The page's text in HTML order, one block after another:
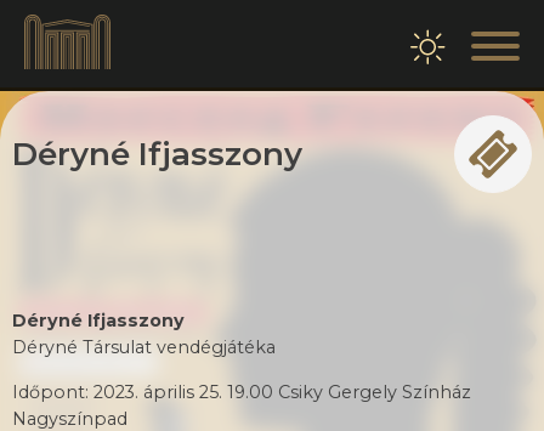
Déryné Ifjasszony
Déryné Ifjasszony
Déryné Társulat vendégjátéka
Időpont: 2023. április 25. 19.00 Csiky Gergely Színház
Nagyszínpad